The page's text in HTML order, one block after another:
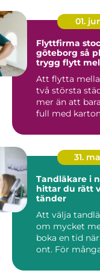
01.
Flyttfirma
göteborg så planerar du en
trygg flytt
Att flytta
två största
mer än att
full med
31.
Tandläkare i
hittar du rätt
tänder
Att välja
om mycket
boka en tid
ont. För